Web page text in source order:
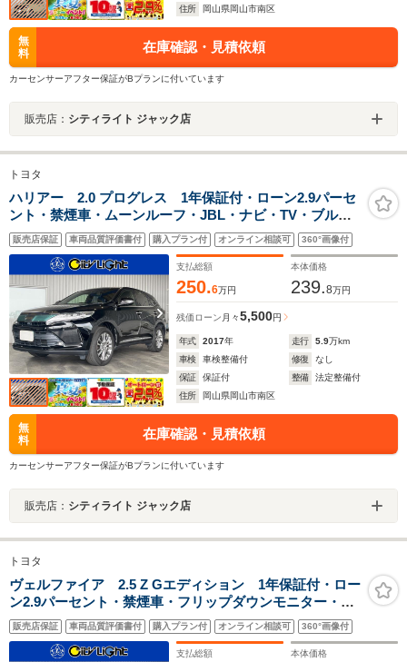
住所
岡山県岡山市南区
無
料
在庫確認・見積依頼
カーセンサーアフター保証がBプランに付いています
販売店： シティライト ジャック店
トヨタ
ハリアー 2.0 プログレス 1年保証付・ローン2.9パーセ
ント・禁煙車・ムーンルーフ・JBL・ナビ・TV・ブルー
レイ再生・Bluetooth・パノラミックビューモニター・ト
ヨタセーフティ・アイドリングストップ・クルーズコン
トロール・前後ドラレコ
販売店保証 車両品質評価書付 購入プラン付 オンライン相談可 360°画像付
支払総額
250.6万円
本体価格
239.8万円
残価ローン 月々5,500円
年式 2017年 走行 5.9万km
車検
車検整備付 修復
なし
保証
保証付 整備
法定整備付
住所
岡山県岡山市南区
無
料
在庫確認・見積依頼
カーセンサーアフター保証がBプランに付いています
販売店： シティライト ジャック店
トヨタ
ヴェルファイア 2.5 Z Gエディション 1年保証付・ロー
ン2.9パーセント・禁煙車・フリップダウンモニター・ナ
ビ・TV・CD・DVD・Bluetooth・バックモニター・クル
ーズコントロール・両側パワースライド・パワーバック
ドア・シートエアコン・ドラレコ・ETC
販売店保証 車両品質評価書付 購入プラン付 オンライン相談可 360°画像付
支払総額 本体価格